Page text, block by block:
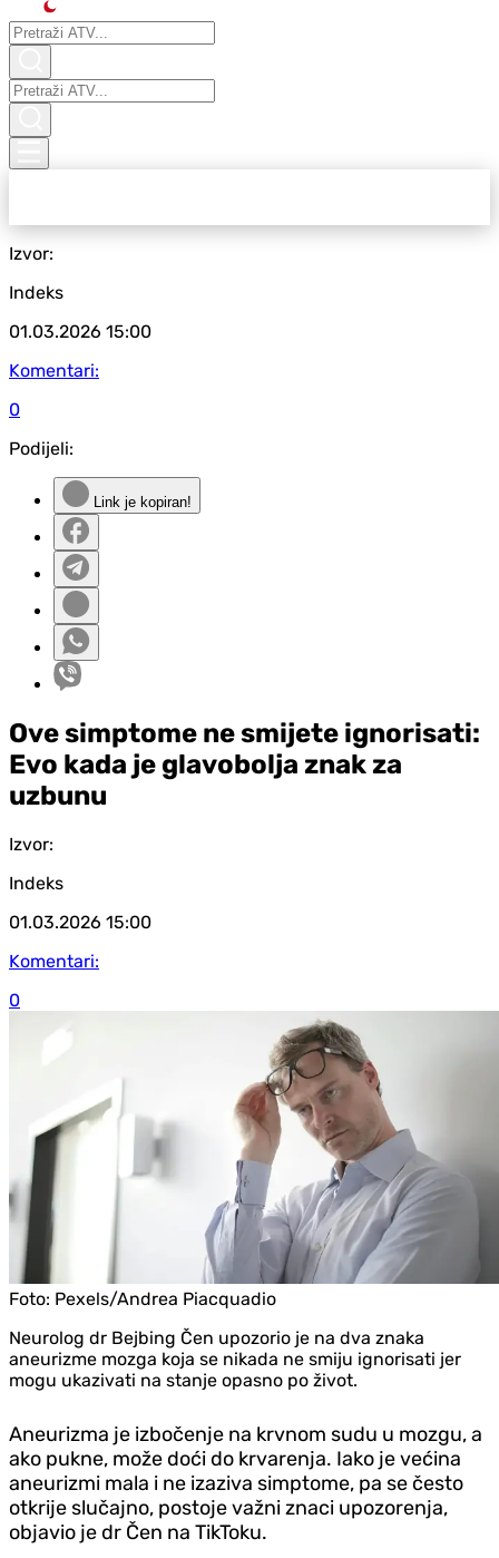
Izvor:
Indeks
01.03.2026 15:00
Komentari:
0
Podijeli:
Link je kopiran!
Ove simptome ne smijete ignorisati:
Evo kada je glavobolja znak za
uzbunu
Izvor:
Indeks
01.03.2026 15:00
Komentari:
0
Foto: Pexels/Andrea Piacquadio
Neurolog dr Bejbing Čen upozorio je na dva znaka
aneurizme mozga koja se nikada ne smiju ignorisati jer
mogu ukazivati na stanje opasno po život.
Aneurizma je izbočenje na krvnom sudu u mozgu, a
ako pukne, može doći do krvarenja. Iako je većina
aneurizmi mala i ne izaziva simptome, pa se često
otkrije slučajno, postoje važni znaci upozorenja,
objavio je dr Čen na TikToku.